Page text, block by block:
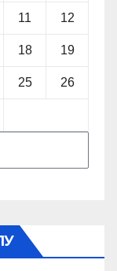
11 12
18 19
25 26